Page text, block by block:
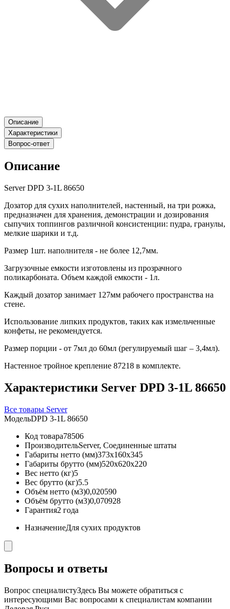
Описание
Характеристики
Вопрос-ответ
Описание
Server DPD 3-1L 86650
Дозатор для сухих наполнителей, настенный, на три рожка,
предназначен для хранения, демонстрации и дозирования
сыпучих топпингов различной консистенции: пудра, гранулы,
мелкие шарики и т.д.
Размер 1шт. наполнителя - не более 12,7мм.
Загрузочные емкости изготовлены из прозрачного
поликарбоната. Объем каждой емкости - 1л.
Каждый дозатор занимает 127мм рабочего пространства на
стене.
Использование липких продуктов, таких как измельченные
конфеты, не рекомендуется.
Размер порции - от 7мл до 60мл (регулируемый шаг – 3,4мл).
Настенное тройное крепление 87218 в комплекте.
Характеристики Server DPD 3-1L 86650
Все товары Server
МодельDPD 3-1L 86650
Код товара78506
ПроизводительServer, Соединенные штаты
Габариты нетто (мм)373x160x345
Габариты брутто (мм)520x620x220
Вес нетто (кг)5
Вес брутто (кг)5.5
Объём нетто (м3)0,020590
Объём брутто (м3)0,070928
Гарантия2 года
НазначениеДля сухих продуктов
Вопросы и ответы
Вопрос специалистуЗдесь Вы можете обратиться с
интересующими Вас вопросами к специалистам компании